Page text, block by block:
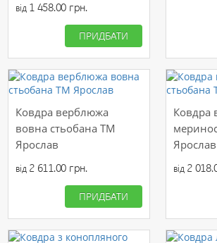
від1 458.00 грн.
ПРИДБАТИ
Ковдра верблюжа
вовна стьобана ТМ
Ярослав
від2 611.00 грн.
ПРИДБАТИ
Ковдра
Ярослав
від2